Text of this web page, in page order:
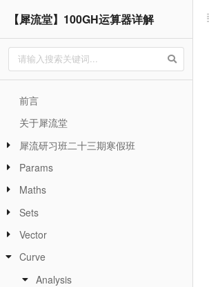
【犀流堂】100GH运算器详解
前言
关于犀流堂
犀流研习班二十三期寒假班
Params
Maths
Sets
Vector
Curve
Analysis